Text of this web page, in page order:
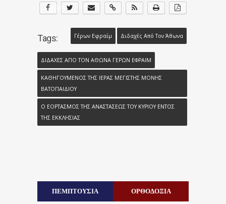
00:00
Tags: Γέρων Εφραίμ Διδαχές Από Τον Άθωνα
ΔΙΔΑΧΕΣ ΑΠΟ ΤΟΝ ΑΘΩΝΑ ΓΕΡΩΝ ΕΦΡΑΙΜ
ΚΑΘΗΓΟΥΜΕΝΟΣ ΤΗΣ ΙΕΡΑΣ ΜΕΓΙΣΤΗΣ ΜΟΝΗΣ
ΒΑΤΟΠΑΙΔΙΟΥ
Ο ΕΟΡΤΑΣΜΟΣ ΤΗΣ ΑΝΑΣΤΑΣΕΩΣ ΤΟΥ ΚΥΡΙΟΥ ΕΝΤΟΣ
ΤΗΣ ΕΚΚΛΗΣΙΑΣ
ΠΕΜΠΤΟΥΣΙΑ ΟΡΘΟΔΟΞΙΑ